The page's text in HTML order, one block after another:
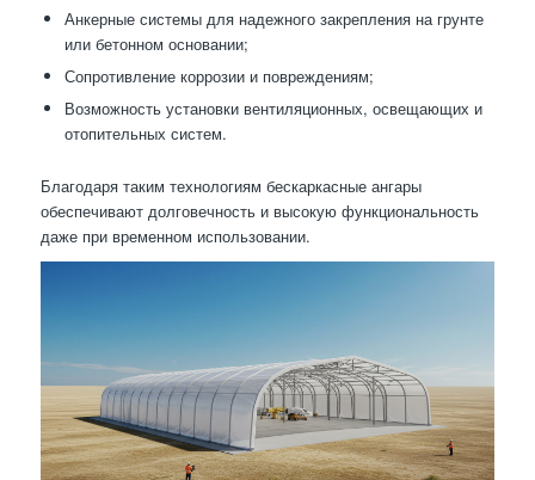
Анкерные системы для надежного закрепления на грунте
или бетонном основании;
Сопротивление коррозии и повреждениям;
Возможность установки вентиляционных, освещающих и
отопительных систем.
Благодаря таким технологиям бескаркасные ангары
обеспечивают долговечность и высокую функциональность
даже при временном использовании.